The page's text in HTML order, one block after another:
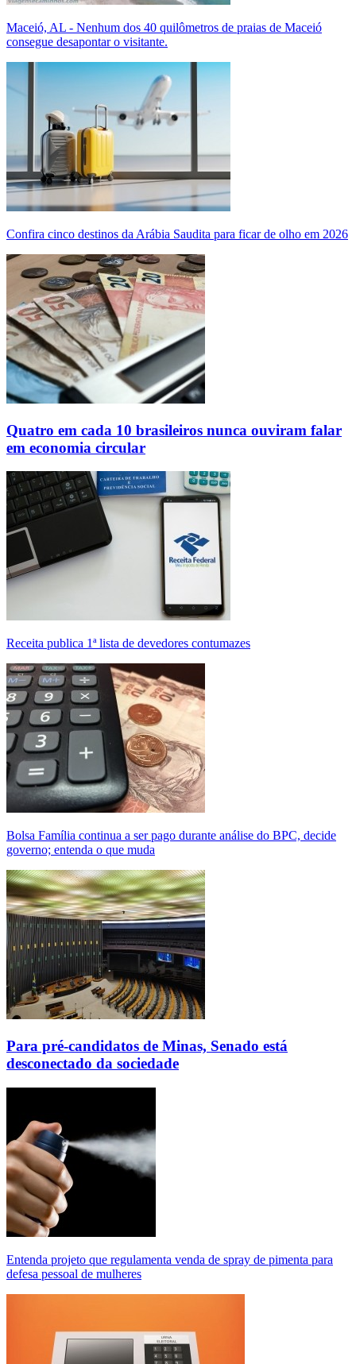
Maceió, AL - Nenhum dos 40 quilômetros de praias de Maceió
consegue desapontar o visitante.
Confira cinco destinos da Arábia Saudita para ficar de olho em 2026
Quatro em cada 10 brasileiros nunca ouviram falar
em economia circular
Receita publica 1ª lista de devedores contumazes
Bolsa Família continua a ser pago durante análise do BPC, decide
governo; entenda o que muda
Para pré-candidatos de Minas, Senado está
desconectado da sociedade
Entenda projeto que regulamenta venda de spray de pimenta para
defesa pessoal de mulheres